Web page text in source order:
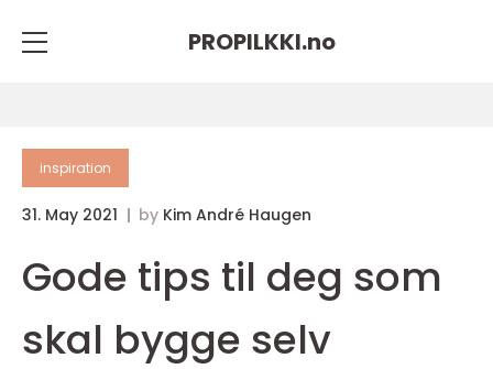
PROPILKKI.no
inspiration
31. May 2021 by Kim André Haugen
Gode tips til deg som
skal bygge selv